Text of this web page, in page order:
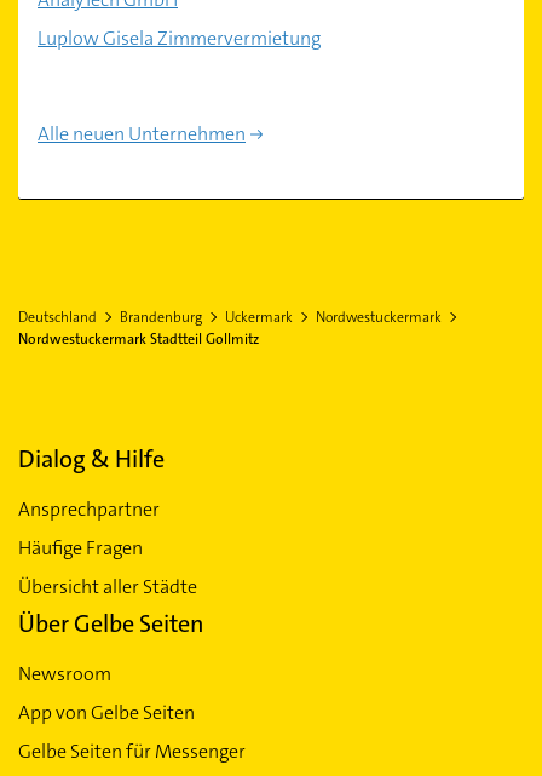
Luplow Gisela Zimmervermietung
Alle neuen Unternehmen
Deutschland Brandenburg Uckermark
Nordwestuckermark
Nordwestuckermark Stadtteil Gollmitz
Dialog & Hilfe
Ansprechpartner
Häufige Fragen
Übersicht aller Städte
Über Gelbe Seiten
Newsroom
App von Gelbe Seiten
Gelbe Seiten für Messenger